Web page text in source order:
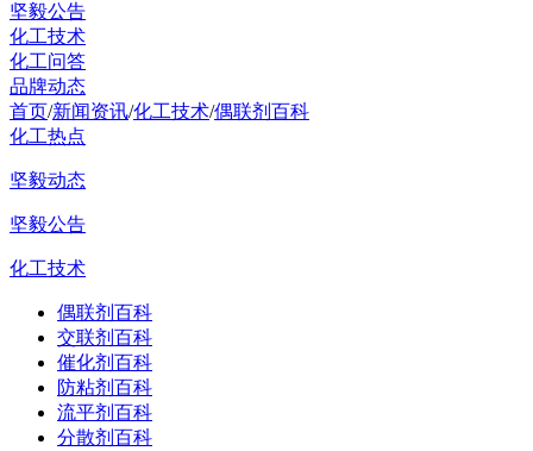
坚毅公告
化工技术
化工问答
品牌动态
首页/新闻资讯/化工技术/偶联剂百科
化工热点
坚毅动态
坚毅公告
化工技术
偶联剂百科
交联剂百科
催化剂百科
防粘剂百科
流平剂百科
分散剂百科